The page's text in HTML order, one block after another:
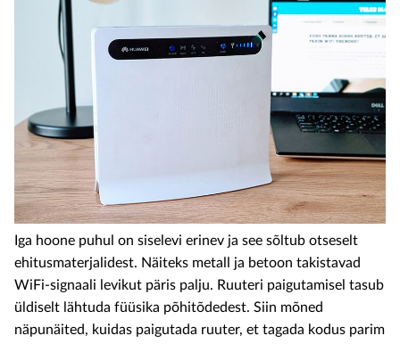
Iga hoone puhul on siselevi erinev ja see sõltub otseselt
ehitusmaterjalidest. Näiteks metall ja betoon takistavad
WiFi-signaali levikut päris palju. Ruuteri paigutamisel tasub
üldiselt lähtuda füüsika põhitõdedest. Siin mõned
näpunäited, kuidas paigutada ruuter, et tagada kodus parim